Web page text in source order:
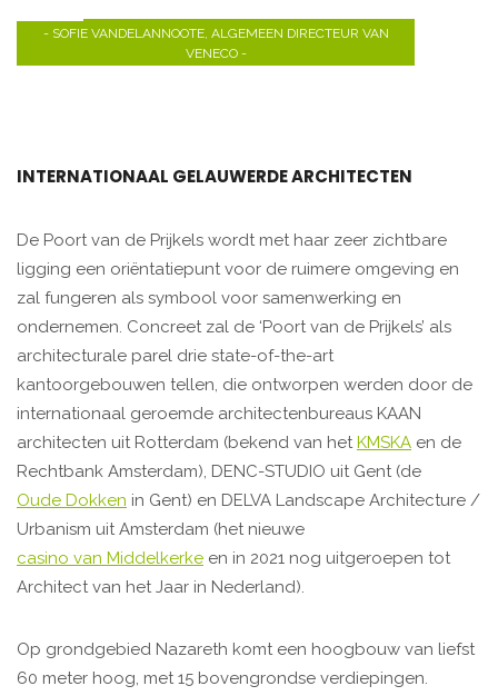
- SOFIE VANDELANNOOTE, ALGEMEEN DIRECTEUR VAN
VENECO -
INTERNATIONAAL GELAUWERDE ARCHITECTEN
De Poort van de Prijkels wordt met haar zeer zichtbare
ligging een oriëntatiepunt voor de ruimere omgeving en
zal fungeren als symbool voor samenwerking en
ondernemen. Concreet zal de ‘Poort van de Prijkels’ als
architecturale parel drie state-of-the-art
kantoorgebouwen tellen, die ontworpen werden door de
internationaal geroemde architectenbureaus KAAN
architecten uit Rotterdam (bekend van het KMSKA en de
Rechtbank Amsterdam), DENC-STUDIO uit Gent (de
Oude Dokken in Gent) en DELVA Landscape Architecture /
Urbanism uit Amsterdam (het nieuwe
casino van Middelkerke en in 2021 nog uitgeroepen tot
Architect van het Jaar in Nederland).
Op grondgebied Nazareth komt een hoogbouw van liefst
60 meter hoog, met 15 bovengrondse verdiepingen.